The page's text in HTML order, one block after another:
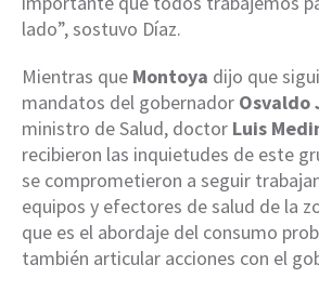
lado”, sostuvo Díaz.
Mientras que Montoya dijo que
mandatos del gobernador Osvaldo
ministro de Salud, doctor Luis
recibieron las inquietudes de este
se comprometieron a seguir
equipos y efectores de salud de la
que es el abordaje del consumo
también articular acciones con el